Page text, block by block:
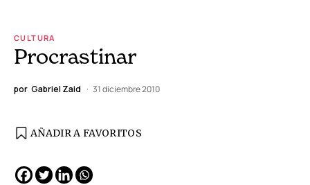
CULTURA
Procrastinar
por Gabriel Zaid 31 diciembre 2010
AÑADIR A FAVORITOS